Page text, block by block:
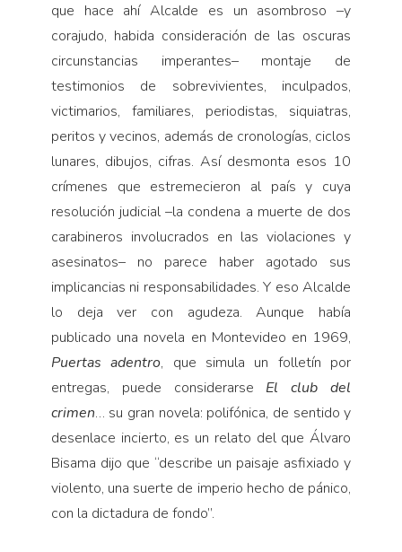
que hace ahí Alcalde es un asombroso –y
corajudo, habida consideración de las oscuras
circunstancias imperantes– montaje de
testimonios de sobrevivientes, inculpados,
victimarios, familiares, periodistas, siquiatras,
peritos y vecinos, además de cronologías, ciclos
lunares, dibujos, cifras. Así desmonta esos 10
crímenes que estremecieron al país y cuya
resolución judicial –la condena a muerte de dos
carabineros involucrados en las violaciones y
asesinatos– no parece haber agotado sus
implicancias ni responsabilidades. Y eso Alcalde
lo deja ver con agudeza. Aunque había
publicado una novela en Montevideo en 1969,
Puertas adentro, que simula un folletín por
entregas, puede considerarse El club del
crimen… su gran novela: polifónica, de sentido y
desenlace incierto, es un relato del que Álvaro
Bisama dijo que “describe un paisaje asfixiado y
violento, una suerte de imperio hecho de pánico,
con la dictadura de fondo”.